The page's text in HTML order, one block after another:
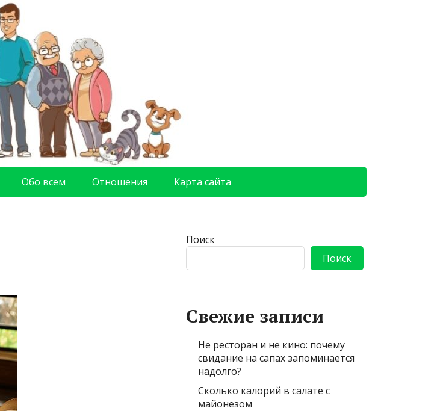
Обо всем Отношения Карта сайта
Поиск
Поиск
Свежие записи
Не ресторан и не кино: почему
свидание на сапах запоминается
надолго?
Сколько калорий в салате с
майонезом